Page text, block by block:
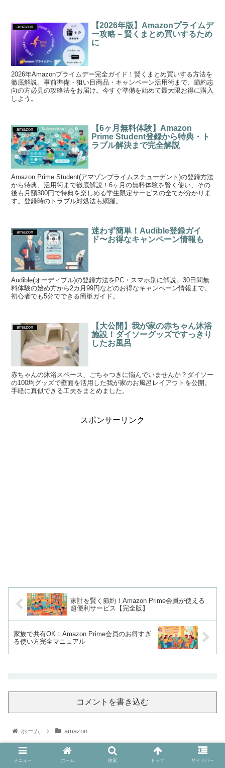
amazon
【2026年版】Amazonプライムデ
ー攻略 – 賢くまとめ買いするため
に
2026年Amazonプライムデー完全ガイド！賢くまとめ買いする方法を
徹底解説。事前準備・狙い目商品・キャンペーン活用術まで、節約志
向の方必見の攻略法をお届け。今すぐ準備を始めて最大限お得に購入
しよう。
amazon
【6ヶ月無料体験】Amazon
Prime Student登録から特典・ト
ラブル解決まで完全解説
Amazon Prime Student(アマゾンプライムスチューデント)の登録方法
から特典、活用術まで徹底解説！6ヶ月の無料体験を賢く使い、その
後も月額300円で特典を楽しめる学生限定サービスの全てが分かりま
す。登録時のトラブル対処法も網羅。
amazon
迷わず簡単！Audible登録ガイ
ド〜お得なキャンペーン情報も
Audible(オーディブル)の登録方法をPC・スマホ別に解説。30日間無
料体験の始め方から2カ月99円などのお得なキャンペーン情報まで。
初心者でも5分でできる簡単ガイド。
amazon
【大公開】我が家の赤ちゃん沐浴
施設！ダイソーグッズですっきり
したお風呂
赤ちゃんの沐浴スペース、ごちゃつきに悩んでいませんか？ダイソー
の100均グッズで壁面を活用した我が家のお風呂レイアウトを公開。
手軽に真似できる工夫をまとめました。
スポンサーリンク
家計を賢く節約！Amazon Prime会員が使える
超便利サービス【完全版】
家族で共有OK！Amazon Prime会員のお得すぎ
る使い方完全マニュアル
コメントを書き込む
ホーム amazon
メニュー ホーム 検索 トップ サイドバー